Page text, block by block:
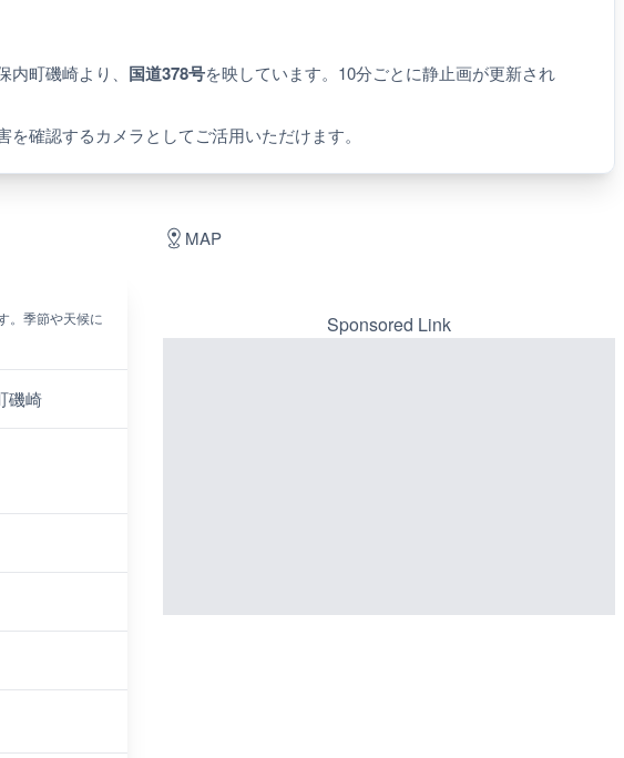
町磯崎より、 国道378号を映しています。10分ごとに静止画が更新され
確認するカメラとしてご活用いただけます。
。季節や天候に
磯崎
MAP
Sponsored Link